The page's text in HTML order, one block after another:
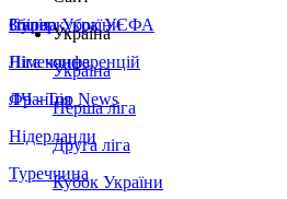
Збірна України
Італія
Німеччина
Франція
Нідерланди
Туреччина
Суперкубок УЄФА
Ліга конференцій
ЛЧ - Top News
Україна
Україна
Перша ліга
Друга ліга
Кубок України